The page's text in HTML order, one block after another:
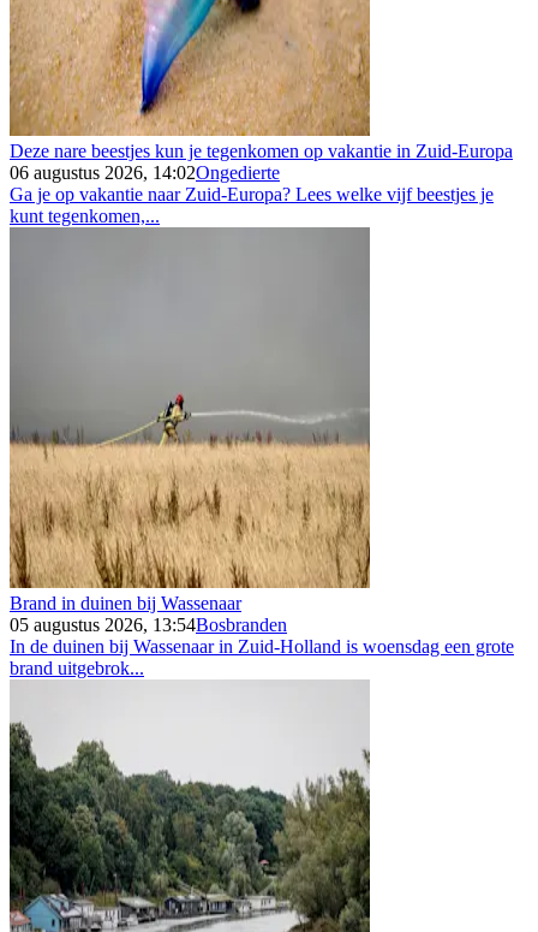
Deze nare beestjes kun je tegenkomen op vakantie in Zuid-Europa
06 augustus 2026, 14:02Ongedierte
Ga je op vakantie naar Zuid-Europa? Lees welke vijf beestjes je
kunt tegenkomen,...
Brand in duinen bij Wassenaar
05 augustus 2026, 13:54Bosbranden
In de duinen bij Wassenaar in Zuid-Holland is woensdag een grote
brand uitgebrok...